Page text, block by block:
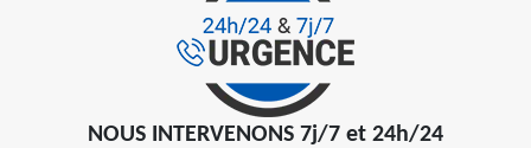
NOUS INTERVENONS 7j/7 et 24h/24